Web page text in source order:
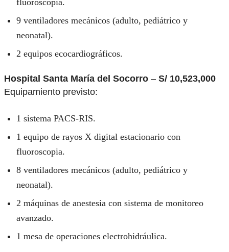
fluoroscopia.
9 ventiladores mecánicos (adulto, pediátrico y
neonatal).
2 equipos ecocardiográficos.
Hospital Santa María del Socorro – S/ 10,523,000
Equipamiento previsto:
1 sistema PACS-RIS.
1 equipo de rayos X digital estacionario con
fluoroscopia.
8 ventiladores mecánicos (adulto, pediátrico y
neonatal).
2 máquinas de anestesia con sistema de monitoreo
avanzado.
1 mesa de operaciones electrohidráulica.